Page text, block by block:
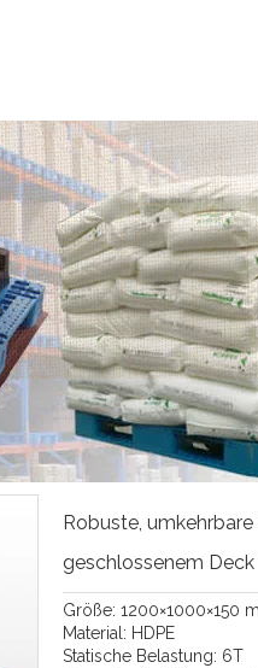
Robuste,
geschlossenem
Größe: 1200×1000×150
Material: HDPE
Statische Belastung: 6T